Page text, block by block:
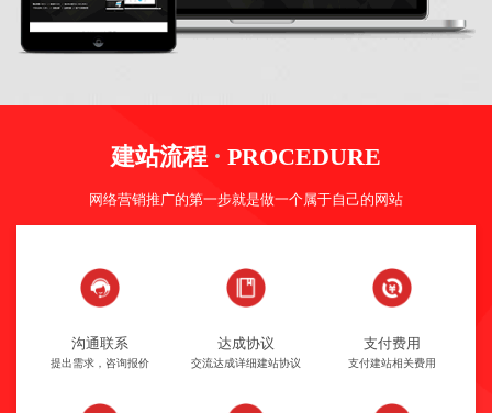
建站流程 · PROCEDURE
网络营销推广的第一步就是做一个属于自己的网站
沟通联系
提出需求，咨询报价
达成协议
交流达成详细建站协议
支付费用
支付建站相关费用